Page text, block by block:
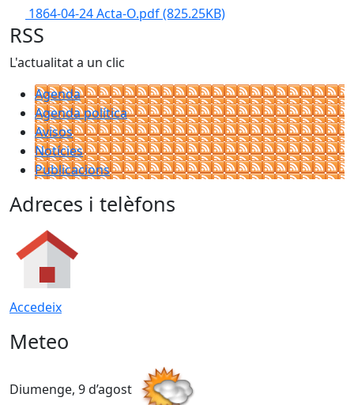
1864-04-24 Acta-O.pdf(825.25KB)
RSS
L'actualitat a un clic
Agenda
Agenda política
Avisos
Notícies
Publicacions
Adreces i telèfons
Accedeix
Meteo
Diumenge, 9 d’agost